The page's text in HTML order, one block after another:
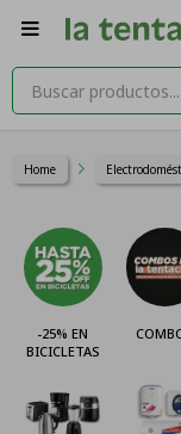

Home
COMBOS